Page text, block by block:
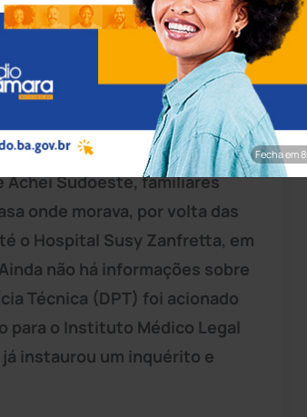
Graciene Silva Cruz, foi
na Fazenda Rio do Morro,
Diamantina. Segundo
Achei Sudoeste, familiares
onde morava, por volta das
o Hospital Susy Zanfretta, em
não há informações sobre
Técnica (DPT) foi acionado
para o Instituto Médico Legal
já instaurou um inquérito e
Fecha em